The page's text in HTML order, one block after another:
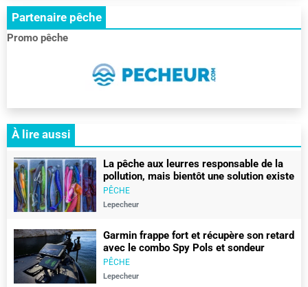
chasse
:
le
chasseurs
Partenaire pêche
Promo pêche
À lire aussi
La pêche aux leurres responsable de la
pollution, mais bientôt une solution existe
PÊCHE
Lepecheur
Garmin frappe fort et récupère son retard
avec le combo Spy Pols et sondeur
gt360uhd
PÊCHE
Lepecheur